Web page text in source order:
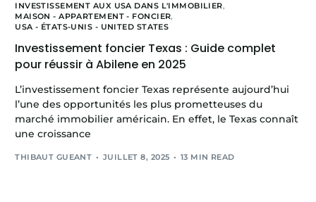
INVESTISSEMENT AUX USA DANS L'IMMOBILIER,
MAISON - APPARTEMENT - FONCIER,
USA - ÉTATS-UNIS - UNITED STATES
Investissement foncier Texas : Guide complet
pour réussir à Abilene en 2025
L’investissement foncier Texas représente aujourd’hui
l’une des opportunités les plus prometteuses du
marché immobilier américain. En effet, le Texas connaît
une croissance
THIBAUT GUEANT JUILLET 8, 2025 13 MIN READ